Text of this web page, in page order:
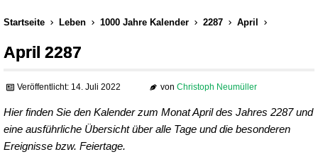
Startseite Leben 1000 Jahre Kalender 2287 April
April 2287
Veröffentlicht: 14. Juli 2022 von Christoph Neumüller
Hier finden Sie den Kalender zum Monat April des Jahres 2287 und
eine ausführliche Übersicht über alle Tage und die besonderen
Ereignisse bzw. Feiertage.